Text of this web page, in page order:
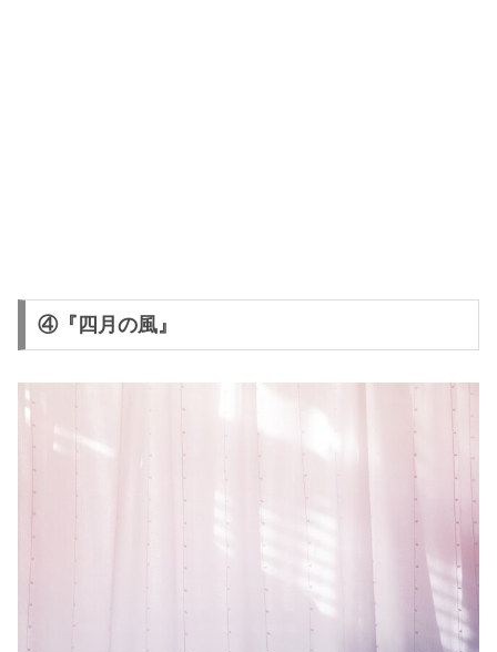
④『四月の風』